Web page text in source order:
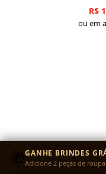
R$
ou em
🎁GANHE BRINDES
Adicione 2 peças de